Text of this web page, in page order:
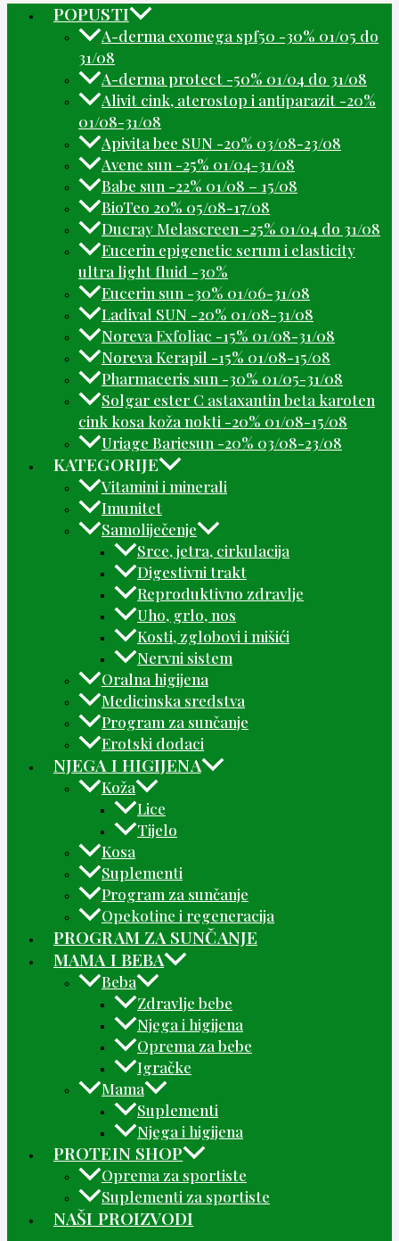
POPUSTI
A-derma exomega spf50 -30% 01/05 do
31/08
A-derma protect -50% 01/04 do 31/08
Alivit cink, aterostop i antiparazit -20%
01/08-31/08
Apivita bee SUN -20% 03/08-23/08
Avene sun -25% 01/04-31/08
Babe sun -22% 01/08 – 15/08
BioTeo 20% 05/08-17/08
Ducray Melascreen -25% 01/04 do 31/08
Eucerin epigenetic serum i elasticity
ultra light fluid -30%
Eucerin sun -30% 01/06-31/08
Ladival SUN -20% 01/08-31/08
Noreva Exfoliac -15% 01/08-31/08
Noreva Kerapil -15% 01/08-15/08
Pharmaceris sun -30% 01/05-31/08
Solgar ester C astaxantin beta karoten
cink kosa koža nokti -20% 01/08-15/08
Uriage Bariesun -20% 03/08-23/08
KATEGORIJE
Vitamini i minerali
Imunitet
Samoliječenje
Srce, jetra, cirkulacija
Digestivni trakt
Reproduktivno zdravlje
Uho, grlo, nos
Kosti, zglobovi i mišići
Nervni sistem
Oralna higijena
Medicinska sredstva
Program za sunčanje
Erotski dodaci
NJEGA I HIGIJENA
Koža
Lice
Tijelo
Kosa
Suplementi
Program za sunčanje
Opekotine i regeneracija
PROGRAM ZA SUNČANJE
MAMA I BEBA
Beba
Zdravlje bebe
Njega i higijena
Oprema za bebe
Igračke
Mama
Suplementi
Njega i higijena
PROTEIN SHOP
Oprema za sportiste
Suplementi za sportiste
NAŠI PROIZVODI